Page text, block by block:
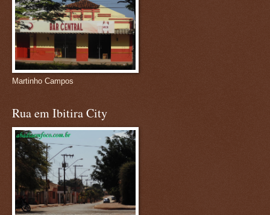
Martinho Campos
Rua em Ibitira City